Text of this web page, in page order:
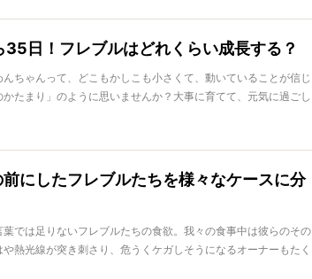
35日！フレブルはどれくらい成長する？
ちゃんって、どこもかしこも小さくて、動いていることが信じ
かたまり」のように思いませんか？大事に育てて、元気に過ごし
画をご紹介します。生まれたばかりのフレブルのきょうだい
５日の動画です。その間には２０日ほど挟んでいますが、果たし
んたちはどんなふうに変化するのでしょうか。
にしたフレブルたちを様々なケースに分
では足りないフレブルたちの食欲。我々の食事中は彼らのその
熱光線が突き刺さり、危うくケガしそうになるオーナーもたく
、そんなフレブルたちもいろんなタイプに分かれるとか。とい